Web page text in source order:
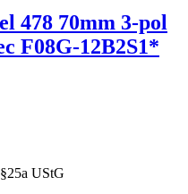
478 70mm 3-pol
F08G-12B2S1*
UStG